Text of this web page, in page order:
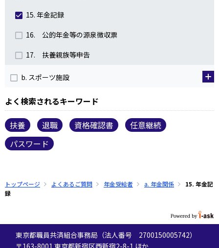
15. 年金記録
16. 公的年金等の源泉徴収票
17. 扶養親族等申告
b. スポーツ施設
よく検索されるキーワード
扶養 退職 資格確認書
任意継続
パスワード
トップページ よくあるご質問 年金受給者 a. 年金関係
15. 年金記
録
東京都職員共済組合事務局（法人番号 2700150005742）
〒163-8001 東京都新宿区西新宿2-8-1 ほか